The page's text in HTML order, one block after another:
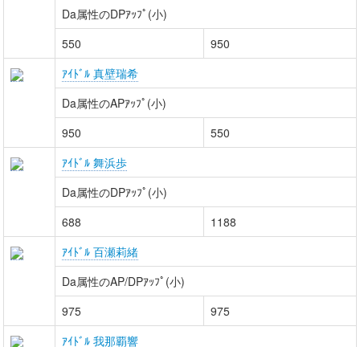
Da属性のDPｱｯﾌﾟ(小)
550
950
ｱｲﾄﾞﾙ 真壁瑞希
Da属性のAPｱｯﾌﾟ(小)
950
550
ｱｲﾄﾞﾙ 舞浜歩
Da属性のDPｱｯﾌﾟ(小)
688
1188
ｱｲﾄﾞﾙ 百瀬莉緒
Da属性のAP/DPｱｯﾌﾟ(小)
975
975
ｱｲﾄﾞﾙ 我那覇響